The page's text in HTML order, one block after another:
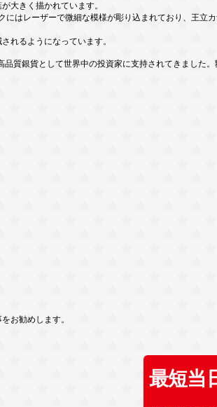
大きく描かれています。
はレーザーで微細な模様が彫り込まれており、王立
れるようになっています。
質銀貨として世界中の投資家に支持されてきました。
お勧めします。
最短当